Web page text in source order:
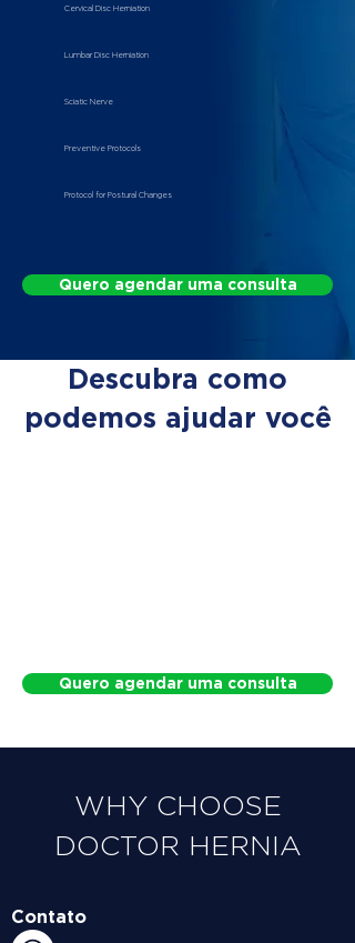
Cervical Disc Herniation
Lumbar Disc Herniation
Sciatic Nerve
Preventive Protocols
Protocol for Postural Changes
Quero agendar uma consulta
Descubra como
podemos ajudar você
Quero agendar uma consulta
WHY CHOOSE
DOCTOR HERNIA
Contato